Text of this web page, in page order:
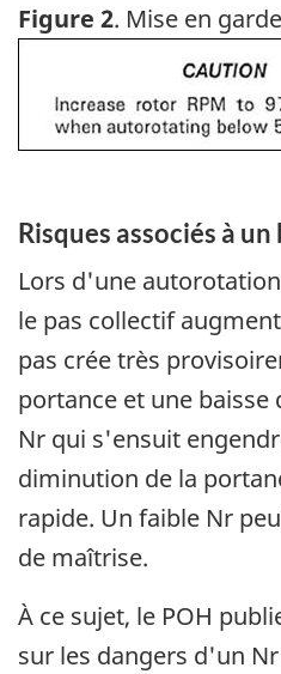
Figure 2. Mise en
Risques associés à un
Lors d'une
le pas collectif
pas crée très
portance et une baisse
Nr qui s'ensuit
diminution de la
rapide. Un faible Nr
de maîtrise.
À ce sujet, le POH
sur les dangers d'un